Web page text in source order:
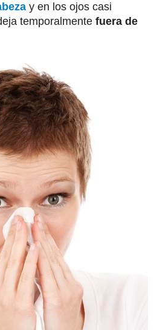
y en los ojos casi
temporalmente fuera de